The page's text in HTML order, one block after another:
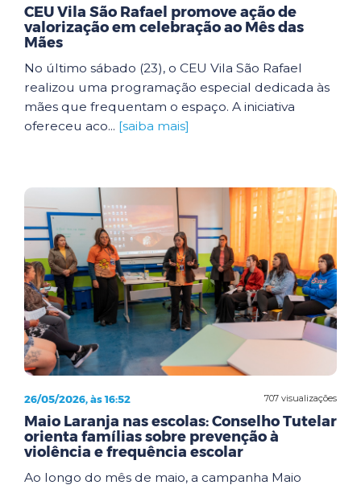
CEU Vila São Rafael promove ação de
valorização em celebração ao Mês das
Mães
No último sábado (23), o CEU Vila São Rafael
realizou uma programação especial dedicada às
mães que frequentam o espaço. A iniciativa
ofereceu aco... [saiba mais]
707 visualizações
26/05/2026, às 16:52
Maio Laranja nas escolas: Conselho Tutelar
orienta famílias sobre prevenção à
violência e frequência escolar
Ao longo do mês de maio, a campanha Maio